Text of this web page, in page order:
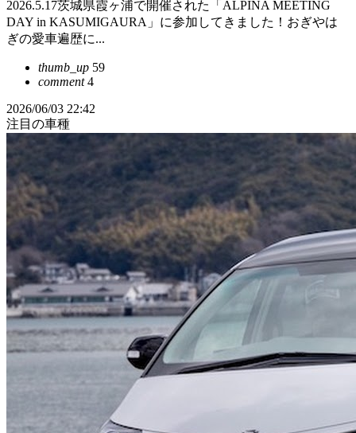
2026.5.17茨城県霞ヶ浦で開催された「ALPINA MEETING
DAY in KASUMIGAURA」に参加してきました！おぎやは
ぎの愛車遍歴に...
thumb_up 59
comment4
2026/06/03 22:42
注目の車種